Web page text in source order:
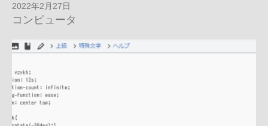
2022年2月27日
コンピュータ